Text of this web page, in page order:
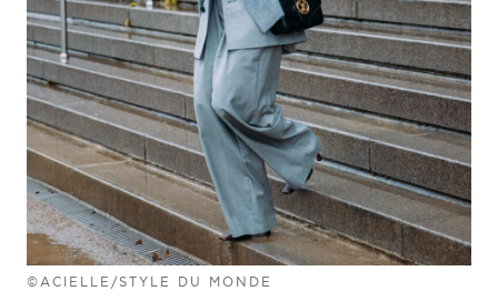
©ACIELLE/STYLE DU MONDE